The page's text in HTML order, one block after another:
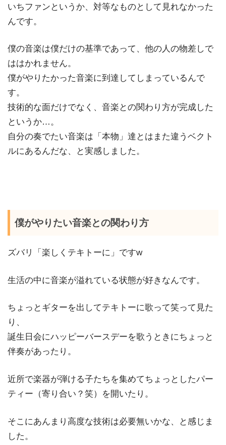
いちファンというか、対等なものとして見れなかった
んです。
僕の音楽は僕だけの基準であって、他の人の物差しで
ははかれません。
僕がやりたかった音楽に到達してしまっているんで
す。
技術的な面だけでなく、音楽との関わり方が完成した
というか…。
自分の奏でたい音楽は「本物」達とはまた違うベクト
ルにあるんだな、と実感しました。
僕がやりたい音楽との関わり方
ズバリ「楽しくテキトーに」ですw
生活の中に音楽が溢れている状態が好きなんです。
ちょっとギターを出してテキトーに歌って笑って見た
り、
誕生日会にハッピーバースデーを歌うときにちょっと
伴奏があったり。
近所で楽器が弾ける子たちを集めてちょっとしたパー
ティー（寄り合い？笑）を開いたり。
そこにあんまり高度な技術は必要無いかな、と感じま
した。